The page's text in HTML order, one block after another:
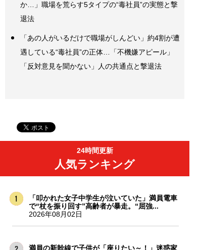
か…」職場を荒らす5タイプの“毒社員”の実態と撃
退法
「あの人がいるだけで職場がしんどい」約4割が遭
遇している“毒社員”の正体…「不機嫌アピール」
「反対意見を聞かない」人の共通点と撃退法
24時間更新
人気ランキング
「叩かれた女子中学生が泣いていた」満員電車
で“杖を振り回す”高齢者が暴走。“屈強...
2026年08月02日
満員の新幹線で子供が「座りたい～！」迷惑家